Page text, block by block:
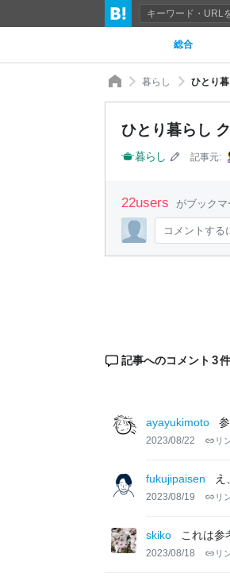
総合
暮らし ひとり
ひとり暮らし
暮らし 記事元:
22users がブックマ
コメントする
記事へのコメント 3件
ayayukimoto
2023/08/22 リ
fukujipaisen え
2023/08/19 リ
skiko これは参
2023/08/18 リ